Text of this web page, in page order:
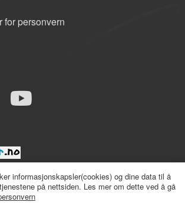
informasjonskapsler(cookies) og dine data til å
på nettsiden. Les mer om dette ved å gå
for personvern